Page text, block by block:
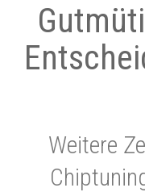
Weitere